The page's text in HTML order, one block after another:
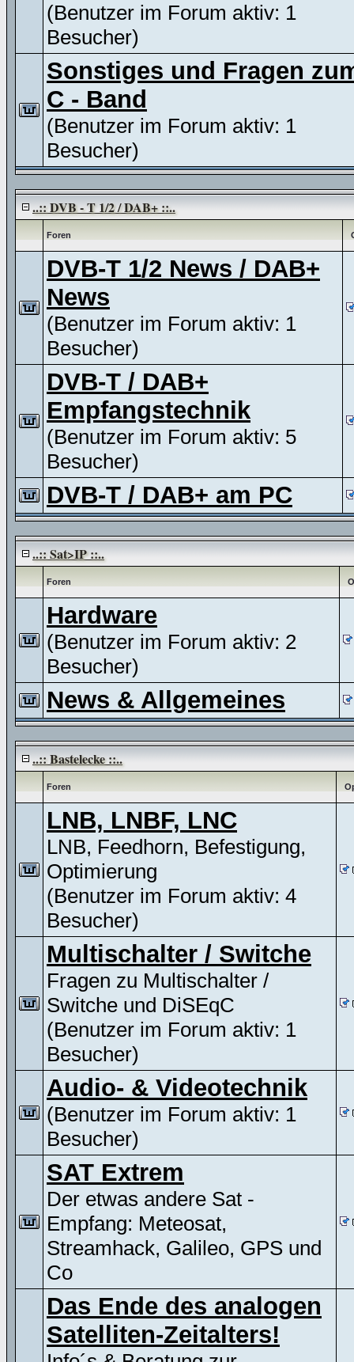
(Benutzer im Forum aktiv: 1
Besucher)
Sonstiges und Fragen
C - Band
(Benutzer im Forum aktiv: 1
Besucher)
..:: DVB - T 1/2 / DAB+ ::..
Foren
DVB-T 1/2 News / DAB+
News
(Benutzer im Forum aktiv: 1
Besucher)
DVB-T / DAB+
Empfangstechnik
(Benutzer im Forum aktiv: 5
Besucher)
DVB-T / DAB+ am PC
..:: Sat>IP ::..
Foren
Hardware
(Benutzer im Forum aktiv: 2
Besucher)
News & Allgemeines
..:: Bastelecke ::..
Foren
LNB, LNBF, LNC
LNB, Feedhorn, Befestigung,
Optimierung
(Benutzer im Forum aktiv: 4
Besucher)
Multischalter / Switche
Fragen zu Multischalter /
Switche und DiSEqC
(Benutzer im Forum aktiv: 1
Besucher)
Audio- & Videotechnik
(Benutzer im Forum aktiv: 1
Besucher)
SAT Extrem
Der etwas andere Sat -
Empfang: Meteosat,
Streamhack, Galileo, GPS und
Co
Das Ende des analogen
Satelliten-Zeitalters!